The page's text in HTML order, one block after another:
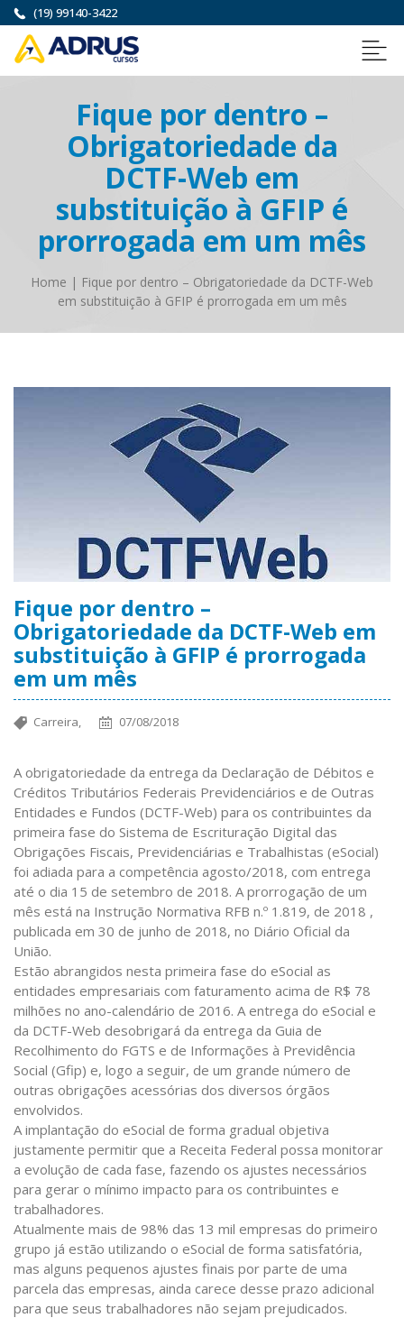
(19) 99140-3422
Fique por dentro –
Obrigatoriedade da
DCTF-Web em
substituição à GFIP é
prorrogada em um mês
Home | Fique por dentro – Obrigatoriedade da DCTF-Web
em substituição à GFIP é prorrogada em um mês
Fique por dentro –
Obrigatoriedade da DCTF-Web em
substituição à GFIP é prorrogada
em um mês
Carreira, 07/08/2018
A obrigatoriedade da entrega da Declaração de Débitos e
Créditos Tributários Federais Previdenciários e de Outras
Entidades e Fundos (DCTF-Web) para os contribuintes da
primeira fase do Sistema de Escrituração Digital das
Obrigações Fiscais, Previdenciárias e Trabalhistas (eSocial)
foi adiada para a competência agosto/2018, com entrega
até o dia 15 de setembro de 2018. A prorrogação de um
mês está na Instrução Normativa RFB n.º 1.819, de 2018 ,
publicada em 30 de junho de 2018, no Diário Oficial da
União.
Estão abrangidos nesta primeira fase do eSocial as
entidades empresariais com faturamento acima de R$ 78
milhões no ano-calendário de 2016. A entrega do eSocial e
da DCTF-Web desobrigará da entrega da Guia de
Recolhimento do FGTS e de Informações à Previdência
Social (Gfip) e, logo a seguir, de um grande número de
outras obrigações acessórias dos diversos órgãos
envolvidos.
A implantação do eSocial de forma gradual objetiva
justamente permitir que a Receita Federal possa monitorar
a evolução de cada fase, fazendo os ajustes necessários
para gerar o mínimo impacto para os contribuintes e
trabalhadores.
Atualmente mais de 98% das 13 mil empresas do primeiro
grupo já estão utilizando o eSocial de forma satisfatória,
mas alguns pequenos ajustes finais por parte de uma
parcela das empresas, ainda carece desse prazo adicional
para que seus trabalhadores não sejam prejudicados.